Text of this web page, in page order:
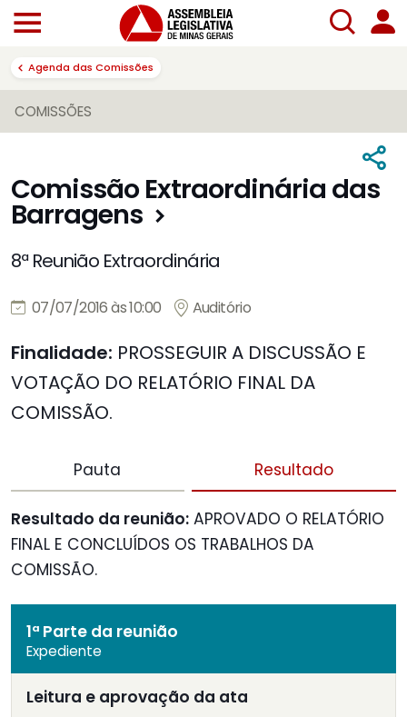
Agenda das Comissões
COMISSÕES
Comissão Extraordinária das
Barragens
8ª Reunião Extraordinária
07/07/2016 às 10:00 Auditório
Finalidade: PROSSEGUIR A DISCUSSÃO E
VOTAÇÃO DO RELATÓRIO FINAL DA
COMISSÃO.
Pauta Resultado
Resultado da reunião: APROVADO O RELATÓRIO
FINAL E CONCLUÍDOS OS TRABALHOS DA
COMISSÃO.
1ª Parte da reunião
Expediente
Leitura e aprovação da ata